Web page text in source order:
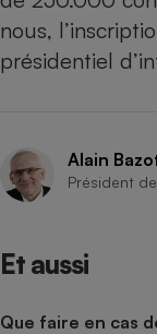
nous,
présidentiel
Alain
Président
Et aussi
Que faire en cas